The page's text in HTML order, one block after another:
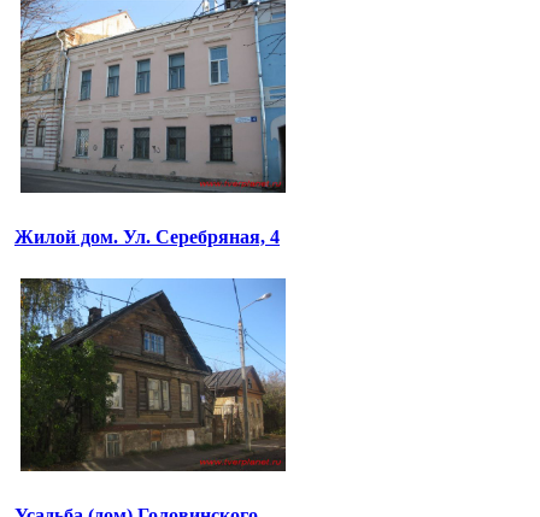
Жилой дом. Ул. Серебряная, 4